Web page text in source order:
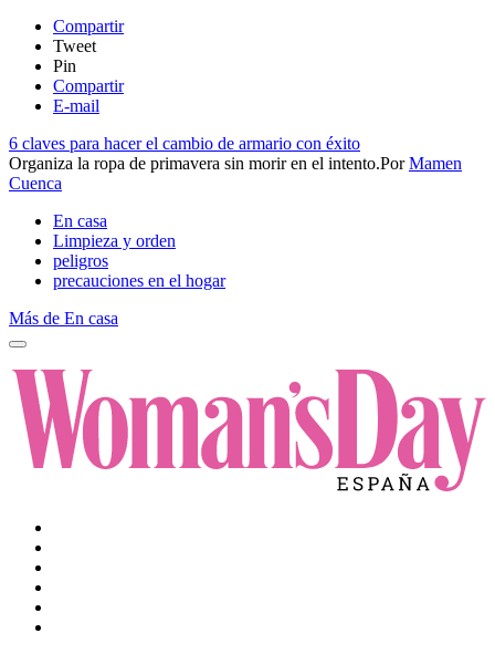
Compartir
Tweet
Pin
Compartir
E-mail
6 claves para hacer el cambio de armario con éxito
Organiza la ropa de primavera sin morir en el intento.​PorMamen
Cuenca
En casa
Limpieza y orden
peligros
precauciones en el hogar
Más de En casa